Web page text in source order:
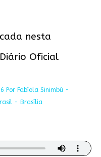
nesta
Oficial
Por Fabíola Sinimbú -
- Brasília